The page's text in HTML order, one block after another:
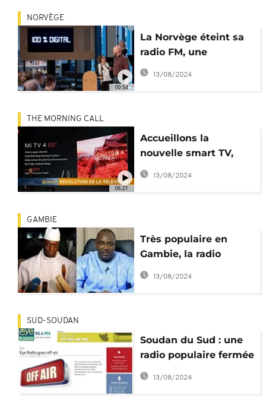
00:54
NORVÈGE
La Norvège éteint sa
radio FM, une
première mondiale
13/08/2024
06:21
THE MORNING CALL
Accueillons la
nouvelle smart TV,
plus petite que
l'IPhone [Hi-Tech]
13/08/2024
GAMBIE
Très populaire en
Gambie, la radio
Teranga FM a été de
nouveau réduite au
13/08/2024
SUD-SOUDAN
Soudan du Sud : une
radio populaire fermée
par les autorités
13/08/2024